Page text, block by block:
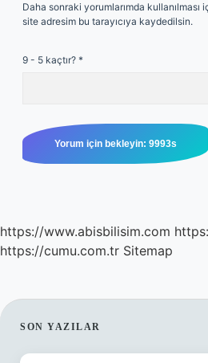
Daha sonraki yorumlarımda kullanılması
site adresim bu tarayıcıya kaydedilsin.
9 - 5 kaçtır? *
https://www.abisbilisim.com
https://cumu.com.tr Sitemap
SIDEBAR
SON YAZILAR